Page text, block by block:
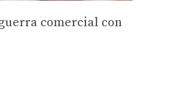
comercial con